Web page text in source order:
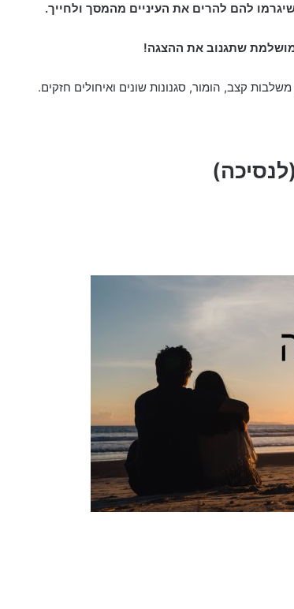
להם להרים את העיניים מהמסך ולחייך.
שתגנוב את ההצגה!
קצב, הומור, סגנונות שונים ואיחולים חזקים.